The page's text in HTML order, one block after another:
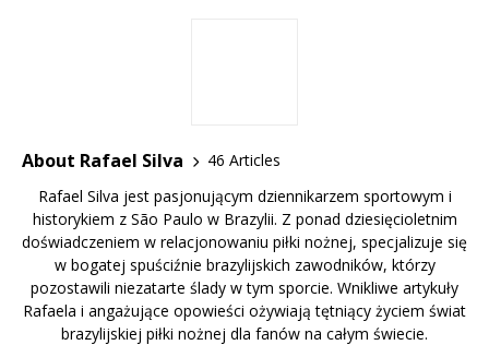
About Rafael Silva
46 Articles
Rafael Silva jest pasjonującym dziennikarzem sportowym i
historykiem z São Paulo w Brazylii. Z ponad dziesięcioletnim
doświadczeniem w relacjonowaniu piłki nożnej, specjalizuje się
w bogatej spuściźnie brazylijskich zawodników, którzy
pozostawili niezatarte ślady w tym sporcie. Wnikliwe artykuły
Rafaela i angażujące opowieści ożywiają tętniący życiem świat
brazylijskiej piłki nożnej dla fanów na całym świecie.